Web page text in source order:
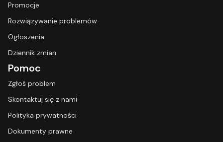
Promocje
Rozwiązywanie problemów
Ogłoszenia
Dziennik zmian
Pomoc
Zgłoś problem
Skontaktuj się z nami
Polityka prywatności
Dokumenty prawne